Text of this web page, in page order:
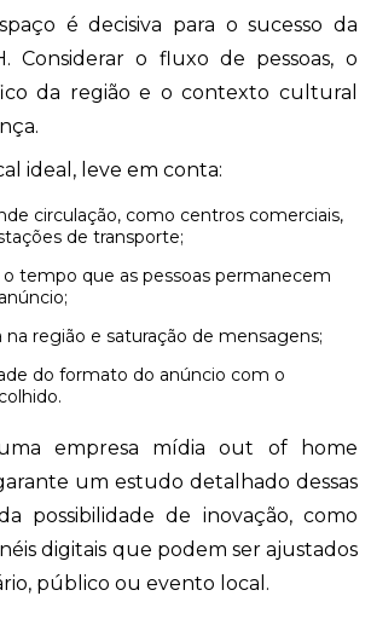
é decisiva para o sucesso da
Considerar o fluxo de pessoas, o
da região e o contexto cultural
ideal, leve em conta:
de transporte;
na região e saturação de mensagens;
empresa mídia out of home
um estudo detalhado dessas
possibilidade de inovação, como
digitais que podem ser ajustados
público ou evento local.